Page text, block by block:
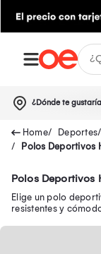
¿Dónde te
Deportes
Polos Deportivos
Polos Deportivos
Elige un polo
resistentes y